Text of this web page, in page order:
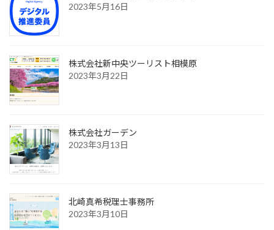
2023年5月16日
株式会社新中央ツーリスト相模原
2023年3月22日
株式会社ガーデン
2023年3月13日
北崎真希税理士事務所
2023年3月10日